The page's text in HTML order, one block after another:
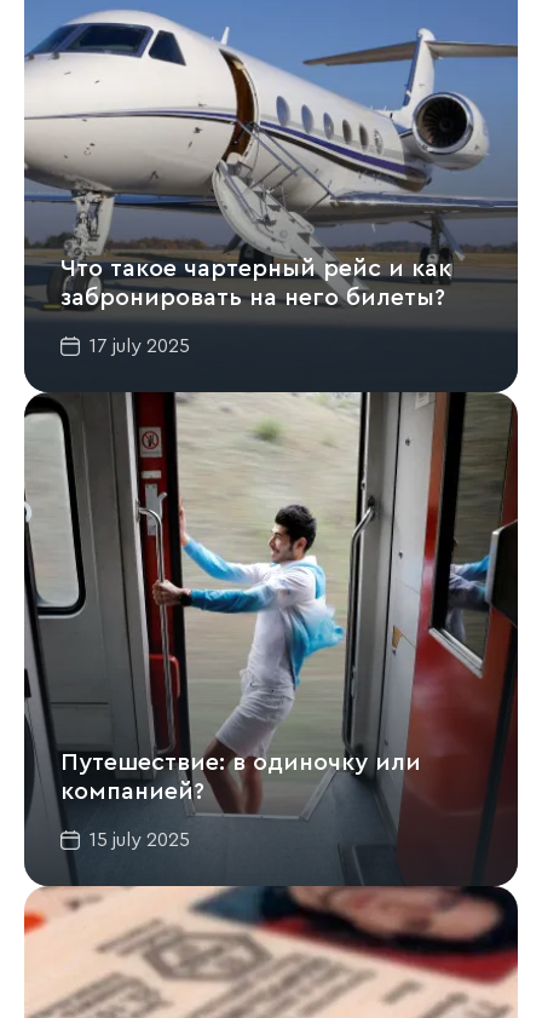
Что такое чартерный рейс и как
забронировать на него билеты?
17 july 2025
Путешествие: в одиночку или
компанией?
15 july 2025